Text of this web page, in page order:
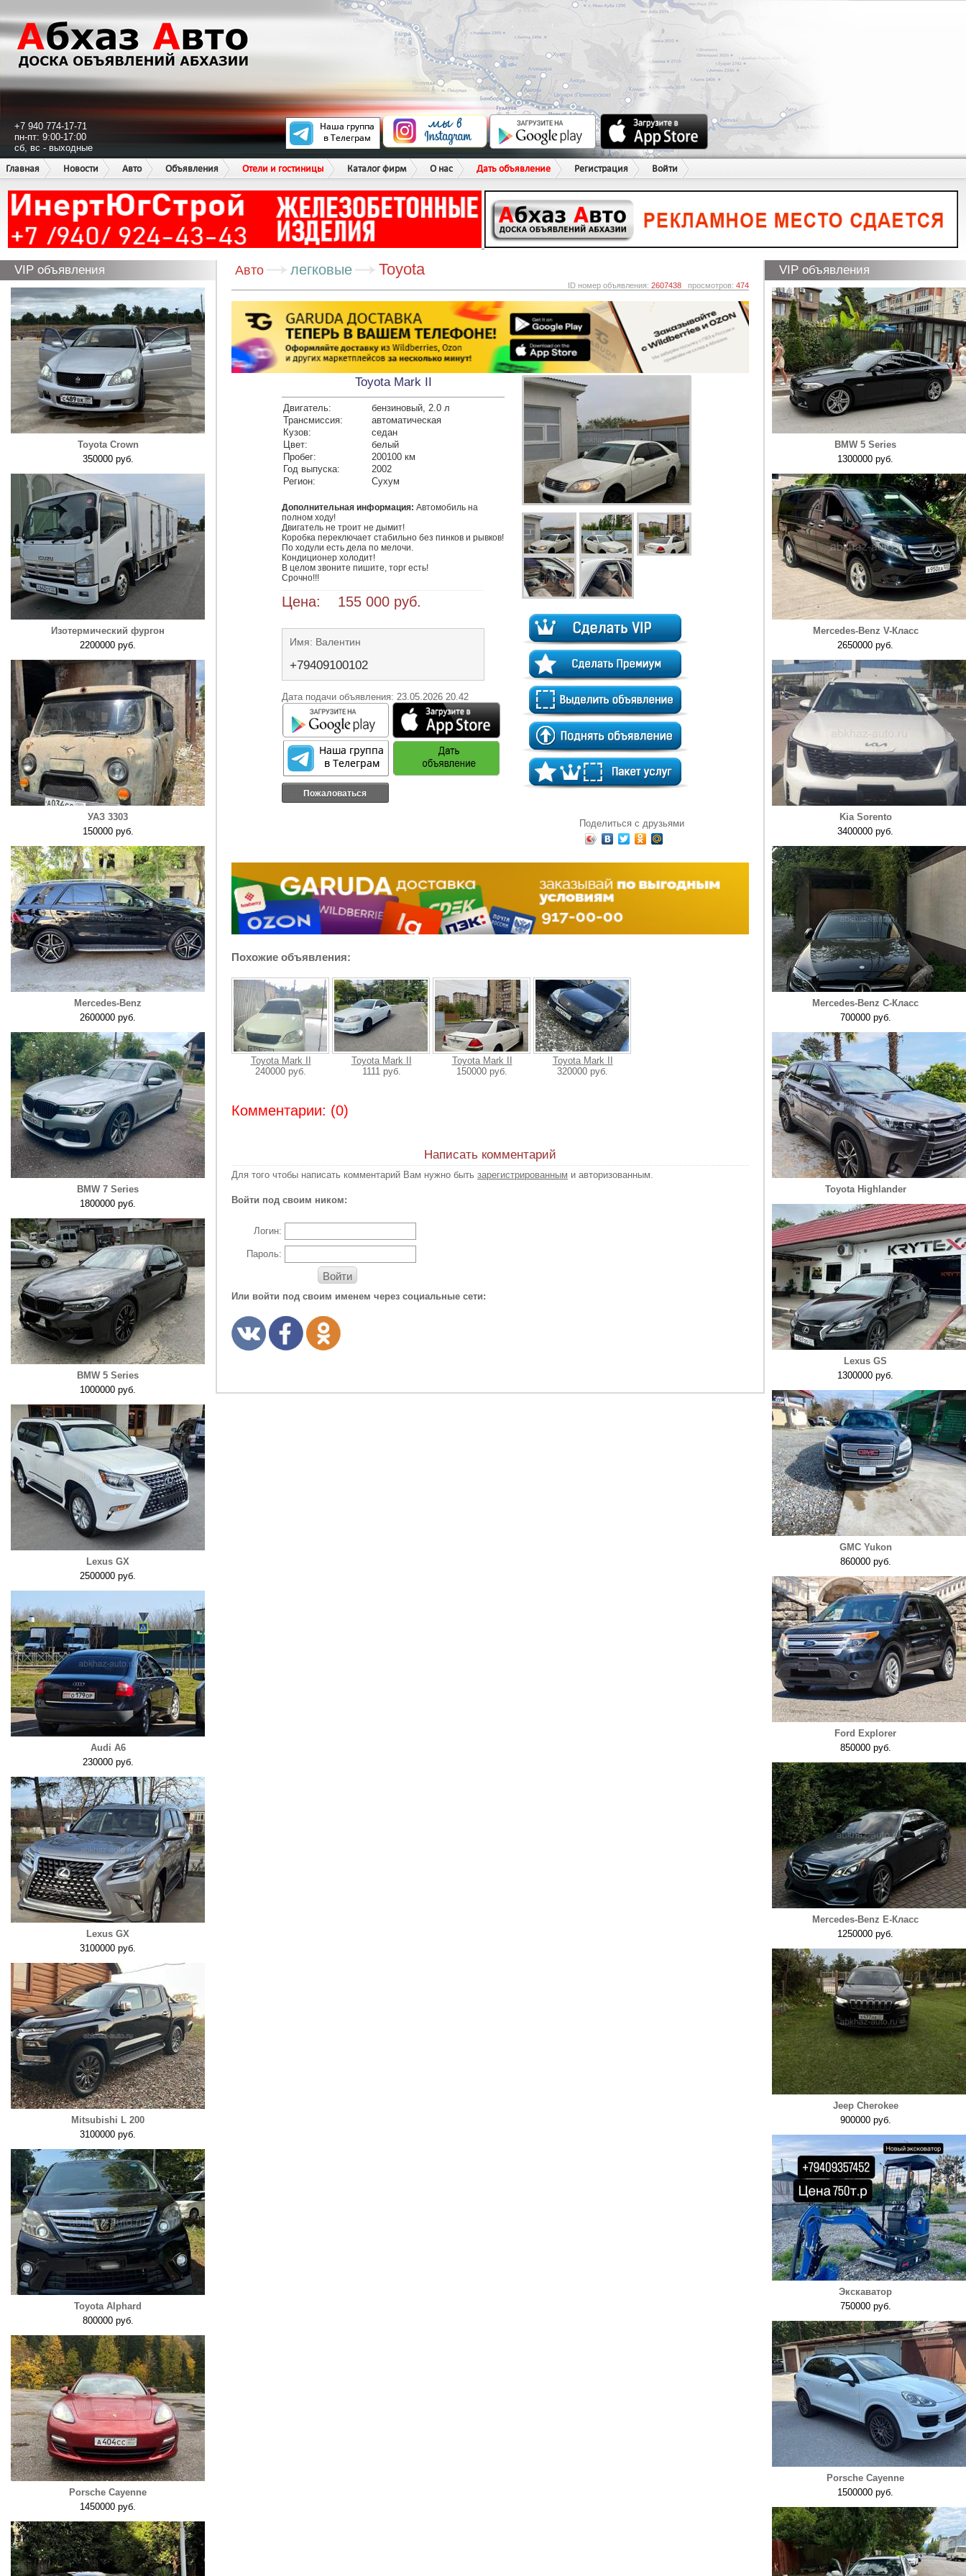
+7 940 774-17-71
пн-пт: 9:00-17:00
сб, вс - выходные
Главная
Новости Авто Объявления Отели и гостиницы Каталог фирм О нас Дать объявление Регистрация Войти
VIP объявления
Toyota Crown
350000 руб.
Изотермический фургон
2200000 руб.
УАЗ 3303
150000 руб.
Mercedes-Benz
2600000 руб.
BMW 7 Series
1800000 руб.
BMW 5 Series
1000000 руб.
Lexus GX
2500000 руб.
Audi A6
230000 руб.
Lexus GX
3100000 руб.
Mitsubishi L 200
3100000 руб.
Toyota Alphard
800000 руб.
Porsche Cayenne
1450000 руб.
Авто легковые Toyota
ID номер объявления: 2607438 просмотров: 474
Toyota Mark II
Двигатель:
бензиновый, 2.0 л
Трансмиссия:
автоматическая
Кузов:
седан
Цвет:
белый
Пробег:
200100 км
Год выпуска:
2002
Регион:
Сухум
Дополнительная информация: Автомобиль на
полном ходу!
Двигатель не троит не дымит!
Коробка переключает стабильно без пинков и рывков!
По ходули есть дела по мелочи.
Кондиционер холодит!
В целом звоните пишите, торг есть!
Срочно!!!
Цена: 155 000 руб.
Имя: Валентин
+79409100102
Дата подачи объявления: 23.05.2026 20.42
Пожаловаться
Поделиться с друзьями
Похожие объявления:
Toyota Mark II
240000 руб.
Toyota Mark II
1111 руб.
Toyota Mark II
150000 руб.
Toyota Mark II
320000 руб.
Комментарии: (0)
Написать комментарий
Для того чтобы написать комментарий Вам нужно быть зарегистрированным и авторизованным.
Войти под своим ником:
Логин:
Пароль:
Войти
Или войти под своим именем через социальные сети:
VIP объявления
BMW 5 Series
1300000 руб.
Mercedes-Benz V-Класс
2650000 руб.
Kia Sorento
3400000 руб.
Mercedes-Benz C-Класс
700000 руб.
Toyota Highlander
Lexus GS
1300000 руб.
GMC Yukon
860000 руб.
Ford Explorer
850000 руб.
Mercedes-Benz E-Класс
1250000 руб.
Jeep Cherokee
900000 руб.
Экскаватор
750000 руб.
Porsche Cayenne
1500000 руб.